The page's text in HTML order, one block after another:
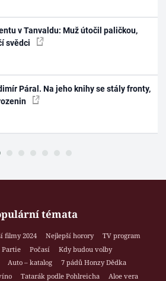
v Tanvaldu: Muž útočil paličkou,
svědci
Páral. Na jeho knihy se stály fronty,
témata
filmy 2024 Nejlepší horory
TV program
Partie Počasí
Kdy budou volby
Auto – katalog
7 pádů Honzy Dědka
Tatarák podle Pohlreicha
Aloe vera